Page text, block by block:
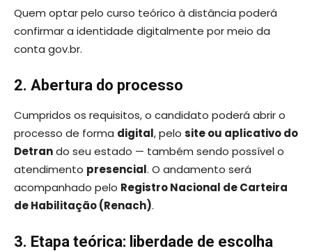
Quem optar pelo curso teórico à distância poderá
confirmar a identidade digitalmente por meio da
conta gov.br.
2. Abertura do processo
Cumpridos os requisitos, o candidato poderá abrir o
processo de forma digital, pelo site ou aplicativo do
Detrando seu estado — também sendo possível o
atendimento presencial. O andamento será
acompanhado pelo Registro Nacional de Carteira
de Habilitação (Renach).
3. Etapa teórica: liberdade de escolha